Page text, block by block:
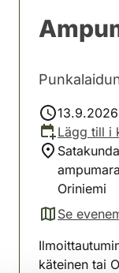
Lägg till i
Oriniemi
Se
(avautuu
käteinen tai